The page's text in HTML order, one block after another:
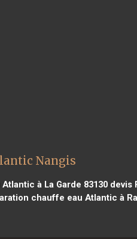
Nangis
à La Garde 83130 devis
chauffe eau Atlantic à